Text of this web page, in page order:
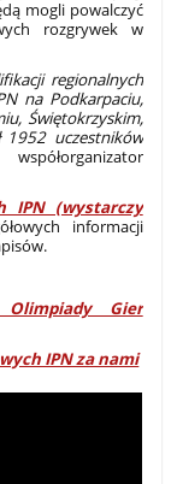
mogli powalczyć
rozgrywek w
regionalnych
na Podkarpaciu,
Świętokrzyskim,
1952 uczestników
IPN (wystarczy
informacji
Gier
IPN za nami